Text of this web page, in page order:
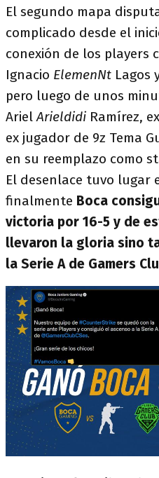
El segundo mapa
complicado desde el
conexión de los players
Ignacio ElemenNt Lagos
pero luego de unos
ArielArieldidi Ramírez,
ex jugador de 9z Tema
en su reemplazo como
El desenlace tuvo lugar
finalmente Boca
victoria por 16-5 y de
llevaron la gloria sino
la Serie A de Gamers